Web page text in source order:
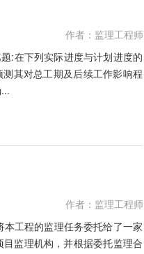
作者：监理工程师
:在下列实际进度与计划进度的
其对总工期及后续工作影响程
作者：监理工程师
工程的监理任务委托给了一家
监理机构，并根据委托监理合